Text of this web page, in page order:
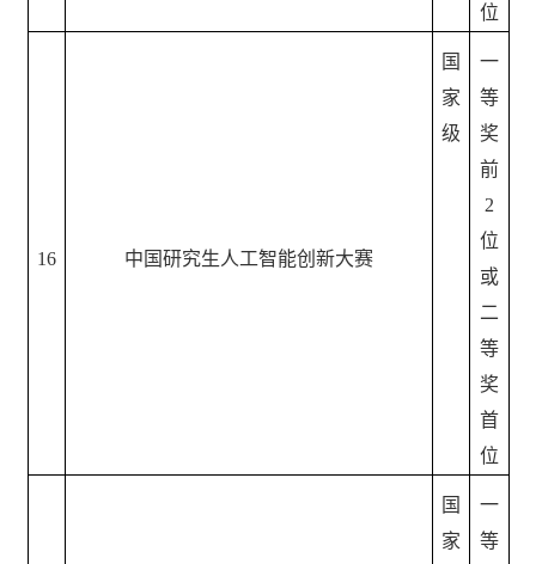
位
16 中国研究生人工智能创新大赛
国
家
级
一
等
奖
前
2
位
或
二
等
奖
首
位
国
家
一
等